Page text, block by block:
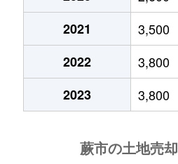
2021
3,500
2022
3,800
2023
3,800